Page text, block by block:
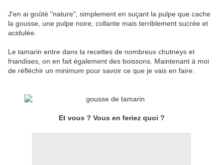
J'en ai goûté "nature", simplement en suçant la pulpe que cache
la gousse, une pulpe noire, collante mais terriblement sucrée et
acidulée.
Le tamarin entre dans la recettes de nombreux chutneys et
friandises, on en fait également des boissons. Maintenant à moi
de réfléchir un minimum pour savoir ce que je vais en faire.
Et vous ? Vous en feriez quoi ?